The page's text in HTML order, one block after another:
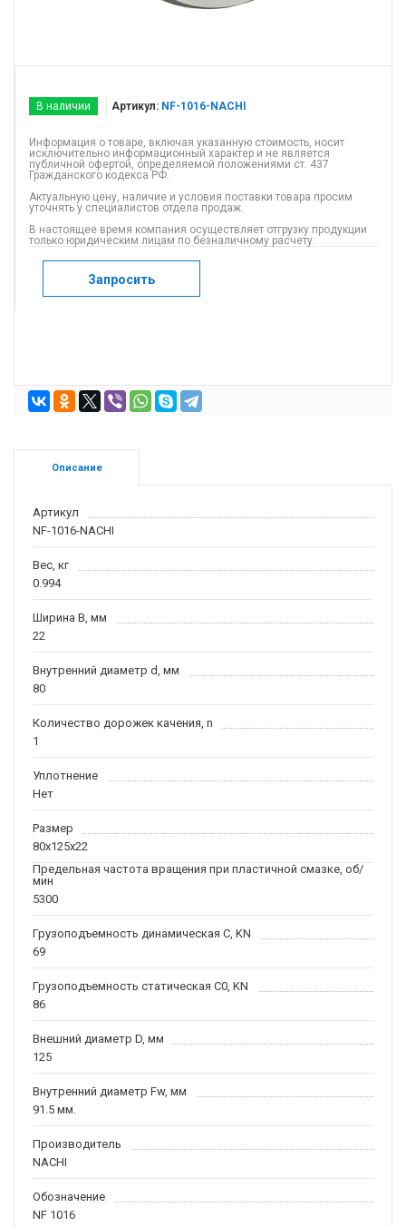
В наличии Артикул: NF-1016-NACHI
Информация о товаре, включая указанную стоимость, носит
исключительно информационный характер и не является
публичной офертой, определяемой положениями ст. 437
Гражданского кодекса РФ.
Актуальную цену, наличие и условия поставки товара просим
уточнять у специалистов отдела продаж.
В настоящее время компания осуществляет отгрузку продукции
только юридическим лицам по безналичному расчету.
Запросить
Описание
Артикул
NF-1016-NACHI
Вес, кг
0.994
Ширина B, мм
22
Внутренний диаметр d, мм
80
Количество дорожек качения, n
1
Уплотнение
Нет
Размер
80x125x22
Предельная частота вращения при пластичной смазке, об/
мин
5300
Грузоподъемность динамическая C, KN
69
Грузоподъемность статическая C0, KN
86
Внешний диаметр D, мм
125
Внутренний диаметр Fw, мм
91.5 мм.
Производитель
NACHI
Обозначение
NF 1016